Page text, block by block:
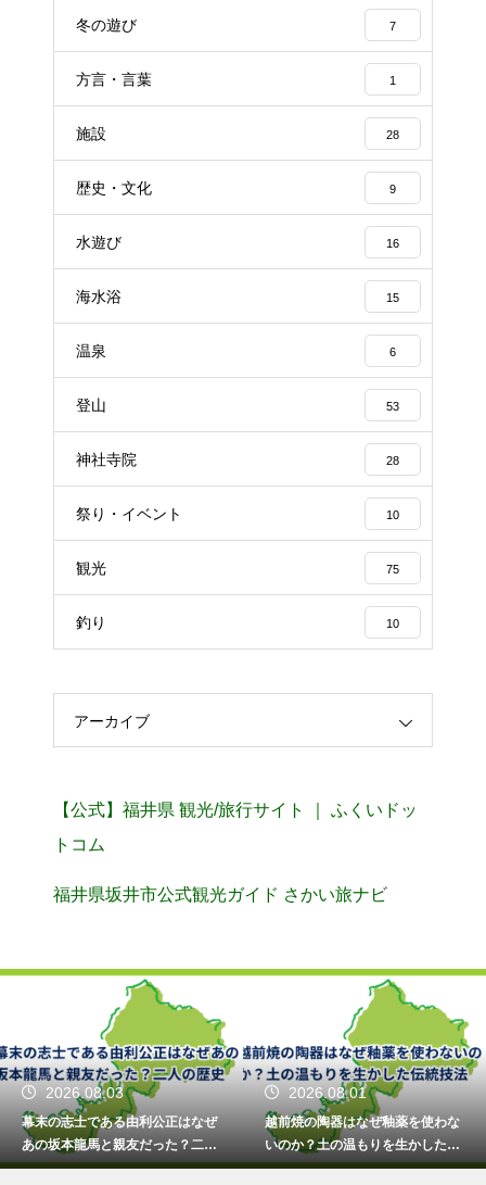
冬の遊び 7
方言・言葉 1
施設 28
歴史・文化 9
水遊び 16
海水浴 15
温泉 6
登山 53
神社寺院 28
祭り・イベント 10
観光 75
釣り 10
アーカイブ
【公式】福井県 観光/旅行サイト ｜ ふくいドッ
トコム
福井県坂井市公式観光ガイド さかい旅ナビ
2026.08.03
幕末の志士である由利公正はなぜ
あの坂本龍馬と親友だった？二人
の歴史
2026.08.01
越前焼の陶器はなぜ釉薬を使わな
いのか？土の温もりを生かした伝
統技法